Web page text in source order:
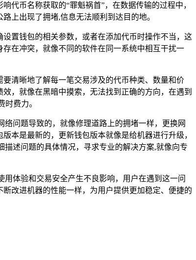
代币名称获取的“罪魁祸首”，在数据传输的过程中，
上出现了拥堵,信息无法顺利到达目的地。
置钱包的相关参数，或者在添加代币时操作不当，这
在冲突，就像不同的软件在同一系统中相互干扰一
清晰地了解每一笔交易涉及的代币种类、数量和价
，就像在黑暗中摸索，无法找到正确的方向，在遇到
费力。
问题导致的，就像修理道路上的拥堵一样，更换网
本是最新的，更新钱包版本就像是给机器进行升级，
述问题的具体情况，寻求专业的解决方案,就像向专
体验和交易安全产生不良影响，用户在遇到这一问
改进机器的性能一样，为用户提供更加稳定、便捷的